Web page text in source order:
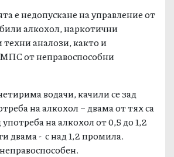
е недопускане на управление от
алкохол, наркотични
аналози, както и
от неправоспособни
водачи, качили се зад
на алкохол – двама от тях са
на алкохол от 0,5 до 1,2
двама - с над 1,2 промила.